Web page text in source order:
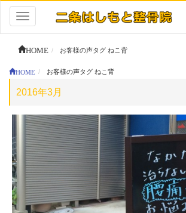
Toggle
navigation
HOME お客様の声タグ ねこ背
HOME お客様の声タグ ねこ背
2016年3月